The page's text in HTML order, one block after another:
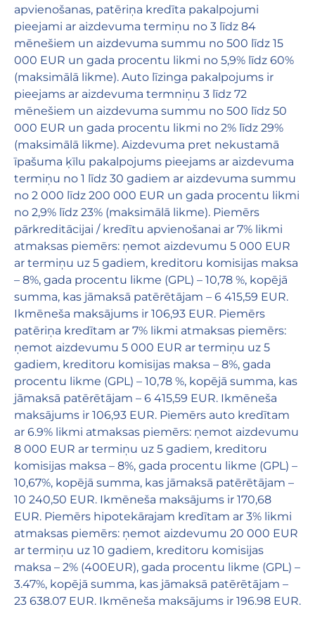
apvienošanas, patēriņa kredīta pakalpojumi
pieejami ar aizdevuma termiņu no 3 līdz 84
mēnešiem un aizdevuma summu no 500 līdz 15
000 EUR un gada procentu likmi no 5,9% līdz 60%
(maksimālā likme). Auto līzinga pakalpojums ir
pieejams ar aizdevuma termniņu 3 līdz 72
mēnešiem un aizdevuma summu no 500 līdz 50
000 EUR un gada procentu likmi no 2% līdz 29%
(maksimālā likme). Aizdevuma pret nekustamā
īpašuma ķīlu pakalpojums pieejams ar aizdevuma
termiņu no 1 līdz 30 gadiem ar aizdevuma summu
no 2 000 līdz 200 000 EUR un gada procentu likmi
no 2,9% līdz 23% (maksimālā likme). Piemērs
pārkreditācijai / kredītu apvienošanai ar 7% likmi
atmaksas piemērs: ņemot aizdevumu 5 000 EUR
ar termiņu uz 5 gadiem, kreditoru komisijas maksa
– 8%, gada procentu likme (GPL) – 10,78 %, kopējā
summa, kas jāmaksā patērētājam – 6 415,59 EUR.
Ikmēneša maksājums ir 106,93 EUR. Piemērs
patēriņa kredītam ar 7% likmi atmaksas piemērs:
ņemot aizdevumu 5 000 EUR ar termiņu uz 5
gadiem, kreditoru komisijas maksa – 8%, gada
procentu likme (GPL) – 10,78 %, kopējā summa, kas
jāmaksā patērētājam – 6 415,59 EUR. Ikmēneša
maksājums ir 106,93 EUR. Piemērs auto kredītam
ar 6.9% likmi atmaksas piemērs: ņemot aizdevumu
8 000 EUR ar termiņu uz 5 gadiem, kreditoru
komisijas maksa – 8%, gada procentu likme (GPL) –
10,67%, kopējā summa, kas jāmaksā patērētājam –
10 240,50 EUR. Ikmēneša maksājums ir 170,68
EUR. Piemērs hipotekārajam kredītam ar 3% likmi
atmaksas piemērs: ņemot aizdevumu 20 000 EUR
ar termiņu uz 10 gadiem, kreditoru komisijas
maksa – 2% (400EUR), gada procentu likme (GPL) –
3.47%, kopējā summa, kas jāmaksā patērētājam –
23 638.07 EUR. Ikmēneša maksājums ir 196.98 EUR.